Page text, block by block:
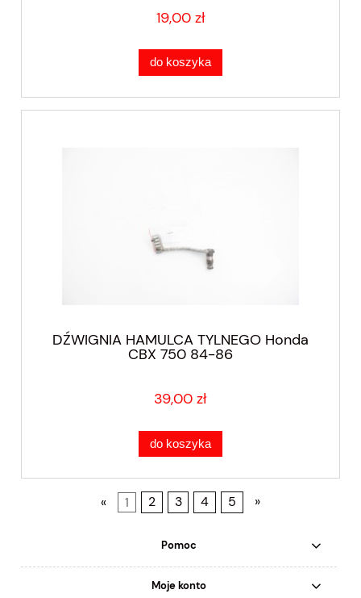
19,00 zł
do koszyka
DŹWIGNIA HAMULCA TYLNEGO Honda
CBX 750 84-86
39,00 zł
do koszyka
« 1 2 3 4 5 »
Pomoc
Moje konto